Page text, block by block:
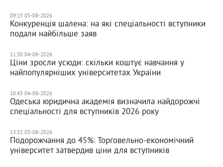
09:15 05-08-2026
Конкуренція шалена: на які спеціальності вступники
подали найбільше заяв
11:30 04-08-2026
Ціни зросли усюди: скільки коштує навчання у
найпопулярніших університетах України
10:45 04-08-2026
Одеська юридична академія визначила найдорожчі
спеціальності для вступників 2026 року
13:32 03-08-2026
Подорожчання до 45%: Торговельно-економічний
університет затвердив ціни для вступників